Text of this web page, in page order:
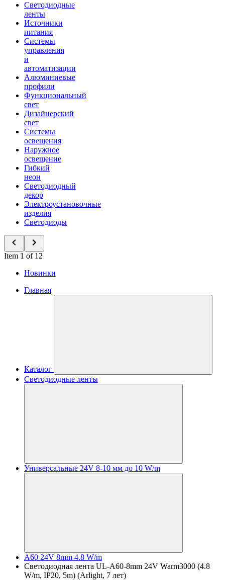
Светодиодные
ленты
Источники
питания
Системы
управления
и
автоматизации
Алюминиевые
профили
Функциональный
свет
Дизайнерский
свет
Системы
освещения
Наружное
освещение
Гибкий
неон
Светодиодный
декор
Электроустановочные
изделия
Светодиоды
Item 1 of 12
Новинки
Главная
Каталог
Светодиодные ленты
Универсальные 24V 8-10 мм до 10 W/m
A60 24V 8mm 4.8 W/m
Светодиодная лента UL-A60-8mm 24V Warm3000 (4.8
W/m, IP20, 5m) (Arlight, 7 лет)